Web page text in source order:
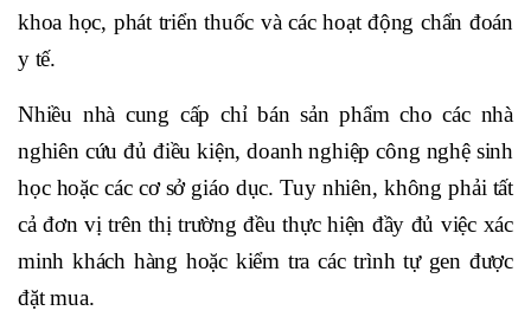
khoa học, phát triển thuốc và các hoạt động chẩn đoán
y tế.
Nhiều nhà cung cấp chỉ bán sản phẩm cho các nhà
nghiên cứu đủ điều kiện, doanh nghiệp công nghệ sinh
học hoặc các cơ sở giáo dục. Tuy nhiên, không phải tất
cả đơn vị trên thị trường đều thực hiện đầy đủ việc xác
minh khách hàng hoặc kiểm tra các trình tự gen được
đặt mua.